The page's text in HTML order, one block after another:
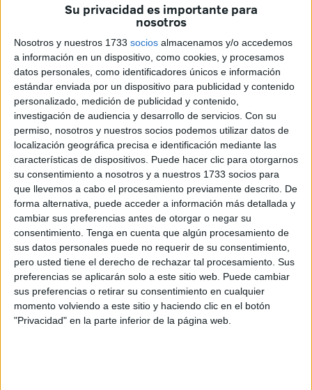
Su privacidad es importante para
nosotros
Nosotros y nuestros 1733 socios almacenamos y/o accedemos
a información en un dispositivo, como cookies, y procesamos
datos personales, como identificadores únicos e información
estándar enviada por un dispositivo para publicidad y contenido
personalizado, medición de publicidad y contenido,
investigación de audiencia y desarrollo de servicios. Con su
permiso, nosotros y nuestros socios podemos utilizar datos de
localización geográfica precisa e identificación mediante las
características de dispositivos. Puede hacer clic para otorgarnos
su consentimiento a nosotros y a nuestros 1733 socios para
que llevemos a cabo el procesamiento previamente descrito. De
forma alternativa, puede acceder a información más detallada y
cambiar sus preferencias antes de otorgar o negar su
consentimiento. Tenga en cuenta que algún procesamiento de
sus datos personales puede no requerir de su consentimiento,
pero usted tiene el derecho de rechazar tal procesamiento. Sus
preferencias se aplicarán solo a este sitio web. Puede cambiar
sus preferencias o retirar su consentimiento en cualquier
momento volviendo a este sitio y haciendo clic en el botón
"Privacidad" en la parte inferior de la página web.
Cuarenta agentes de la Policía Nacionalinician sus
prácticas en Ceuta. Hombres y mujeres que tendrán su
primera toma de contactocon lo que será el ejercicio de
su profesión en los próximos años.
Una nueva etapa en la que se enfrentarán a distintas
situaciones, entre ellas, las labores con relación al puerto
oa la frontera, tal y como ha apuntado Cristina Pérez,
delegada del Gobierno. Los nuevos efectivos han sido
recibidos en la sede de dicha institución, donde se les ha
dado la bienvenida.
Pérez ha subrayado que tienen obligaciones y les ha
requerido recalcar, sobre todo, la responsabilidad durante
esta etapa. “Tenéis también obligaciones. Esto es cuestión
de derechos y deberes, de estar en una ciudad estratégica
para la seguridad nacional y ahí vais a jugar un papel